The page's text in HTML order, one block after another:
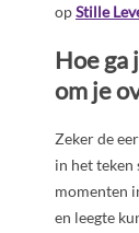
opStille
Hoe
om je
Zeker de
in het teken
momenten
en leegte